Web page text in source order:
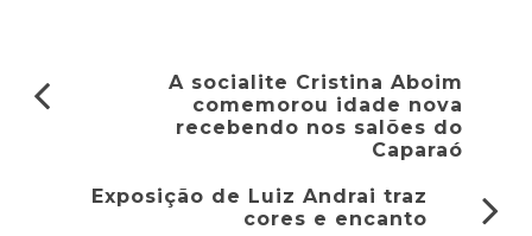
A socialite Cristina Aboim
comemorou idade nova
recebendo nos salões do
Caparaó
Exposição de Luiz Andrai traz
cores e encanto